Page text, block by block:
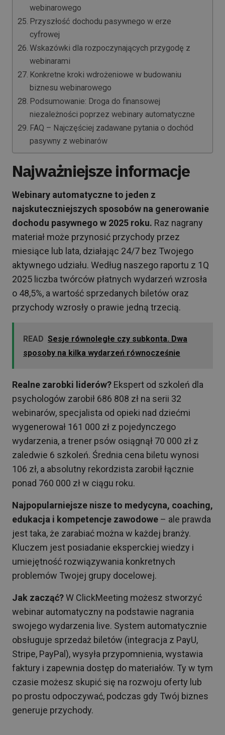
webinarowego
Przyszłość dochodu pasywnego w erze
cyfrowej
Wskazówki dla rozpoczynających przygodę z
webinarami
Konkretne kroki wdrożeniowe w budowaniu
biznesu webinarowego
Podsumowanie: Droga do finansowej
niezależności poprzez webinary automatyczne
FAQ – Najczęściej zadawane pytania o dochód
pasywny z webinarów
Najważniejsze informacje
Webinary automatyczne to jeden z
najskuteczniejszych sposobów na generowanie
dochodu pasywnego w 2025 roku. Raz nagrany
materiał może przynosić przychody przez
miesiące lub lata, działając 24/7 bez Twojego
aktywnego udziału. Według naszego raportu z 1Q
2025 liczba twórców płatnych wydarzeń wzrosła
o 48,5%, a wartość sprzedanych biletów oraz
przychody wzrosły o prawie jedną trzecią.
READ Sesje równoległe czy subkonta. Dwa
sposoby na kilka wydarzeń równocześnie
Realne zarobki liderów? Ekspert od szkoleń dla
psychologów zarobił 686 808 zł na serii 32
webinarów, specjalista od opieki nad dziećmi
wygenerował 161 000 zł z pojedynczego
wydarzenia, a trener psów osiągnął 70 000 zł z
zaledwie 6 szkoleń. Średnia cena biletu wynosi
106 zł, a absolutny rekordzista zarobił łącznie
ponad 760 000 zł w ciągu roku.
Najpopularniejsze nisze to medycyna, coaching,
edukacja i kompetencje zawodowe – ale prawda
jest taka, że zarabiać można w każdej branży.
Kluczem jest posiadanie eksperckiej wiedzy i
umiejętność rozwiązywania konkretnych
problemów Twojej grupy docelowej.
Jak zacząć?W ClickMeeting możesz stworzyć
webinar automatyczny na podstawie nagrania
swojego wydarzenia live. System automatycznie
obsługuje sprzedaż biletów (integracja z PayU,
Stripe, PayPal), wysyła przypomnienia, wystawia
faktury i zapewnia dostęp do materiałów. Ty w tym
czasie możesz skupić się na rozwoju oferty lub
po prostu odpoczywać, podczas gdy Twój biznes
generuje przychody.